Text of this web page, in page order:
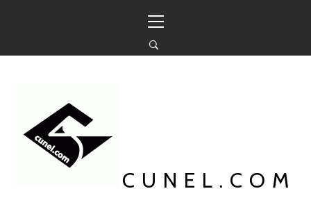
ン
イ
ン
メ
CUNEL.COM